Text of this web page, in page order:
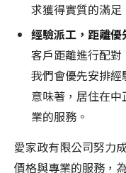
求獲得實質的滿足
經驗派工，距離優
客戶距離進行配對
我們會優先安排
意味著，居住在
業的服務。
愛家政有限公司努力
價格與專業的服務，